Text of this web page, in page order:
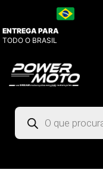
ENTREGA PARA
TODO O BRASIL
Pesquisar
produtos